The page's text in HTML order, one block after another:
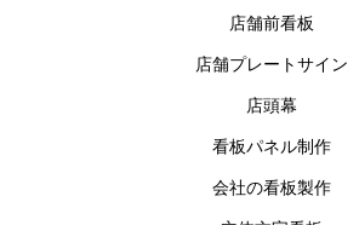
店舗前看板
店舗プレートサイン
店頭幕
看板パネル制作
会社の看板製作